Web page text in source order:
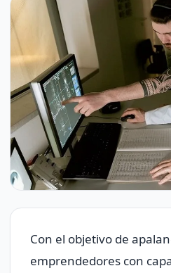
Con el objetivo de
emprendedores con